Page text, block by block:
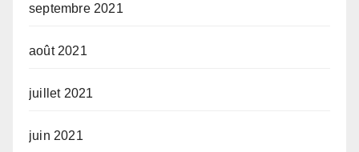
septembre 2021
août 2021
juillet 2021
juin 2021